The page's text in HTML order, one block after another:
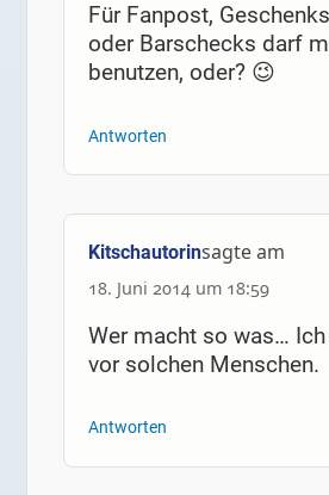
Für Fanpost,
oder Barschecks darf
benutzen, oder? 😉
Antworten
Kitschautorinsagte am
18. Juni 2014 um 18:59
Wer macht so was…
vor solchen Menschen.
Antworten